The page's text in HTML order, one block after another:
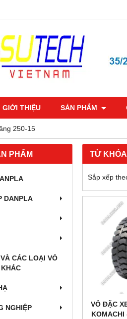
GIỚI THIỆU SẢN PHẨM
250-15
PHẨM
DANPLA
CÁC LOẠI VỎ
NGHIỆP
TỪ
Sắp xếp
VỎ ĐẶC
KOMACHI